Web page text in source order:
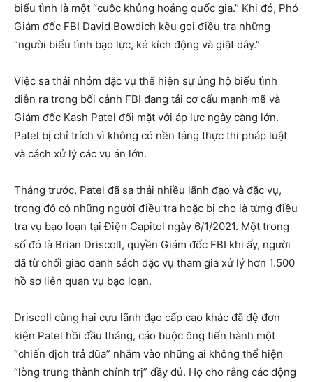
biểu tình là một “cuộc khủng hoảng quốc gia.” Khi đó, Phó
Giám đốc FBI David Bowdich kêu gọi điều tra những
“người biểu tình bạo lực, kẻ kích động và giật dây.”
Việc sa thải nhóm đặc vụ thể hiện sự ủng hộ biểu tình
diễn ra trong bối cảnh FBI đang tái cơ cấu mạnh mẽ và
Giám đốc Kash Patel đối mặt với áp lực ngày càng lớn.
Patel bị chỉ trích vì không có nền tảng thực thi pháp luật
và cách xử lý các vụ án lớn.
Tháng trước, Patel đã sa thải nhiều lãnh đạo và đặc vụ,
trong đó có những người điều tra hoặc bị cho là từng điều
tra vụ bạo loạn tại Điện Capitol ngày 6/1/2021. Một trong
số đó là Brian Driscoll, quyền Giám đốc FBI khi ấy, người
đã từ chối giao danh sách đặc vụ tham gia xử lý hơn 1.500
hồ sơ liên quan vụ bạo loạn.
Driscoll cùng hai cựu lãnh đạo cấp cao khác đã đệ đơn
kiện Patel hồi đầu tháng, cáo buộc ông tiến hành một
“chiến dịch trả đũa” nhắm vào những ai không thể hiện
“lòng trung thành chính trị” đầy đủ. Họ cho rằng các động